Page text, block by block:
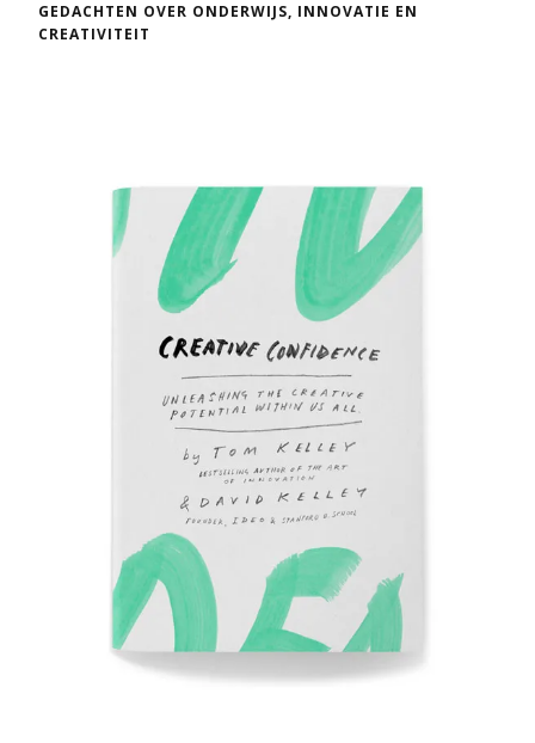
GEDACHTEN OVER ONDERWIJS, INNOVATIE EN
CREATIVITEIT